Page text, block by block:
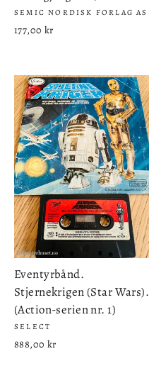
SEMIC NORDISK FORLAG AS
177,00 kr
Eventyrbånd.
Stjernekrigen (Star Wars).
(Action-serien nr. 1)
SELECT
888,00 kr